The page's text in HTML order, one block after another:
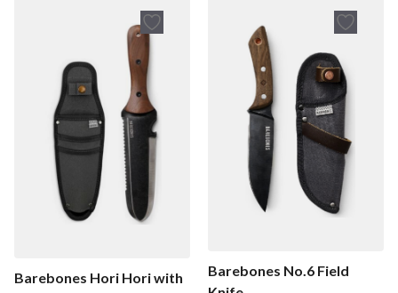
Barebones Hori Hori with
Barebones No.6 Field